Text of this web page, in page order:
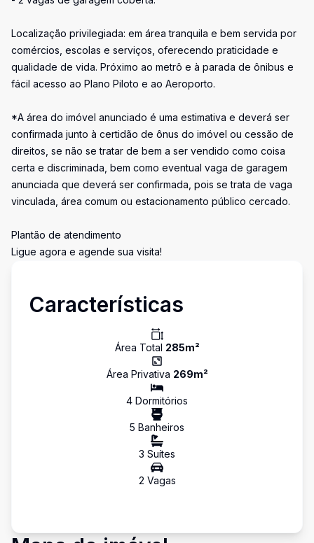
Localização privilegiada: em área tranquila e bem servida por
comércios, escolas e serviços, oferecendo praticidade e
qualidade de vida. Próximo ao metrô e à parada de ônibus e
fácil acesso ao Plano Piloto e ao Aeroporto.
*A área do imóvel anunciado é uma estimativa e deverá ser
confirmada junto à certidão de ônus do imóvel ou cessão de
direitos, se não se tratar de bem a ser vendido como coisa
certa e discriminada, bem como eventual vaga de garagem
anunciada que deverá ser confirmada, pois se trata de vaga
vinculada, área comum ou estacionamento público cercado.
Plantão de atendimento
Ligue agora e agende sua visita!
Características
Área Total 285m²
Área Privativa 269m²
4 Dormitórios
5 Banheiros
3 Suítes
2 Vagas